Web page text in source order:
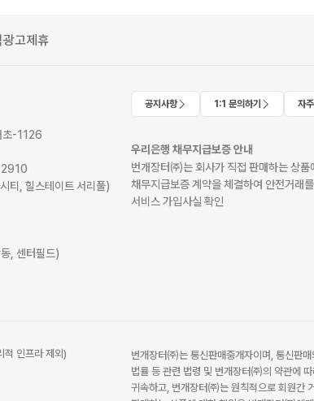
광고제휴
-1126
티, 힐스테이트 서리풀)
, 센터필드)
공지사항 1:1 문의하기 자
우리은행 채무지급보증 안내
번개장터㈜는 회사가 직접 판매하는 상
채무지급보증 계약을 체결하여 안전거래
서비스 가입사실 확인
적 인프라 제외)
번개장터㈜는 통신판매중개자이며, 통신판
법률 등 관련 법령 및 번개장터㈜의 약관에
귀속하고, 번개장터㈜는 원칙적으로 회원간